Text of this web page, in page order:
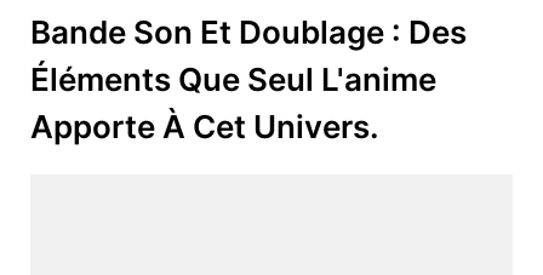
Bande Son Et Doublage : Des
Éléments Que Seul L'anime
Apporte À Cet Univers.